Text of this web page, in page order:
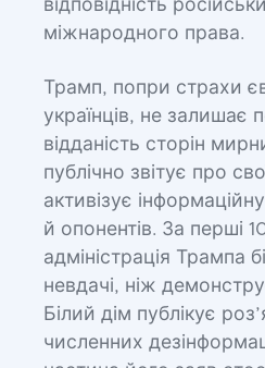
відповідність
міжнародного права.
Трамп, попри страхи
українців, не залишає
відданість сторін
публічно звітує про
активізує
й опонентів. За перші
адміністрація Трампа
невдачі, ніж
Білий дім публікує
численних